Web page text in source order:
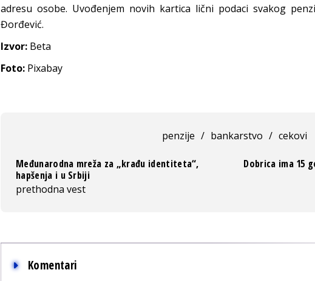
adresu osobe. Uvođenjem novih kartica lični podaci svakog
Đorđević.
Izvor: Beta
Foto: Pixabay
penzije / bankarstvo / cekovi
Međunarodna mreža za „krađu identiteta“,
hapšenja i u Srbiji
prethodna vest
Dobrica ima 15
Komentari